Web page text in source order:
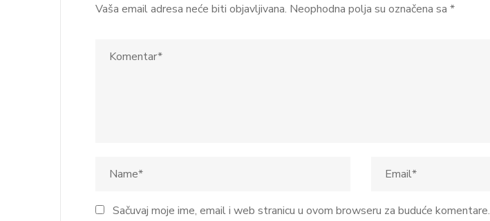
Vaša email adresa neće biti objavljivana. Neophodna polja su označena sa *
Sačuvaj moje ime, email i web stranicu u ovom browseru za buduće komentare.